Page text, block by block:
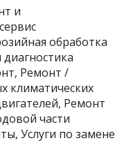
и
обработка
Ремонт /
климатических
Ремонт
части
Услуги по замене